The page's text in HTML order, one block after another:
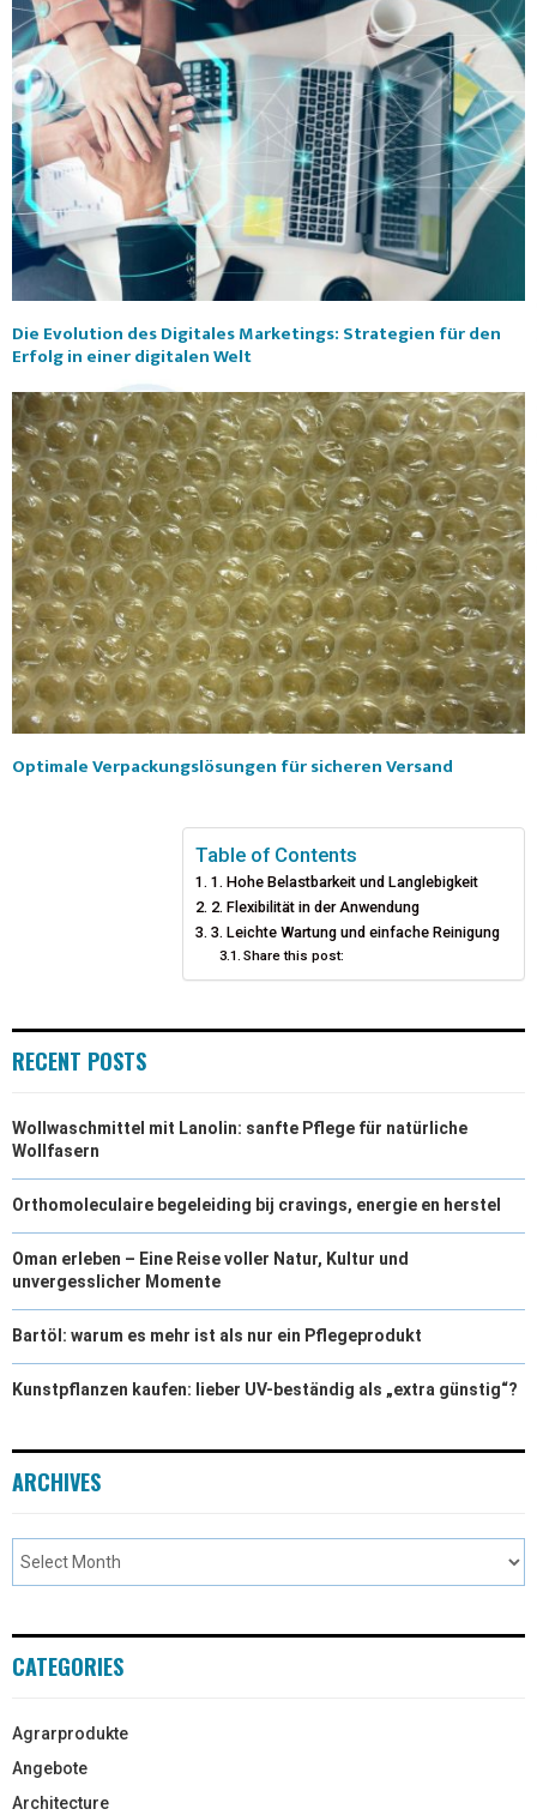
Die Evolution des Digitales Marketings: Strategien für den
Erfolg in einer digitalen Welt
Optimale Verpackungslösungen für sicheren Versand
Table of Contents
1. Hohe Belastbarkeit und Langlebigkeit
2. Flexibilität in der Anwendung
3. Leichte Wartung und einfache Reinigung
Share this post:
RECENT POSTS
Wollwaschmittel mit Lanolin: sanfte Pflege für natürliche
Wollfasern
Orthomoleculaire begeleiding bij cravings, energie en herstel
Oman erleben – Eine Reise voller Natur, Kultur und
unvergesslicher Momente
Bartöl: warum es mehr ist als nur ein Pflegeprodukt
Kunstpflanzen kaufen: lieber UV-beständig als „extra günstig“?
ARCHIVES
CATEGORIES
Agrarprodukte
Angebote
Architecture